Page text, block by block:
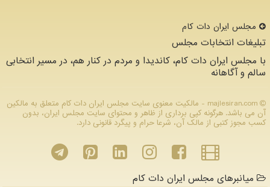
مجلس ایران دات كام
تبلیغات انتخابات مجلس
با مجلس ایران دات کام، کاندیدا و مردم در کنار هم، در مسیر انتخابی
سالم و آگاهانه
majlesiran.com - مالکیت معنوی سایت مجلس ایران دات كام متعلق به مالکین
آن می باشد. هرگونه کپی برداری از ظاهر و محتوای سایت مجلس ایران، بدون
کسب مجوز کتبی از مالک آن، شرعا حرام و پیگرد قانونی دارد.
میانبرهای مجلس ایران دات کام